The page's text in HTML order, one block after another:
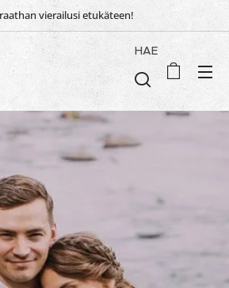
vierailusi etukäteen!
HAE